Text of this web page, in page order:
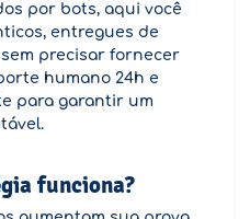
por bots, aqui você
entregues de
precisar fornecer
humano 24h e
para garantir um
funciona?